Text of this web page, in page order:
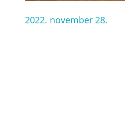
2022. november 28.